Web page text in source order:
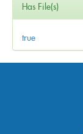
Has File(s)
true